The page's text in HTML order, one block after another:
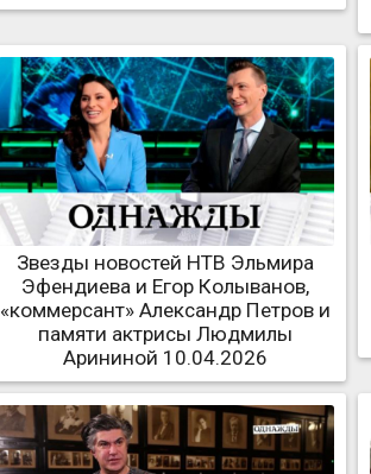
Звезды новостей НТВ Эльмира
Эфендиева и Егор Колыванов,
«коммерсант» Александр Петров и
памяти актрисы Людмилы
Арининой 10.04.2026